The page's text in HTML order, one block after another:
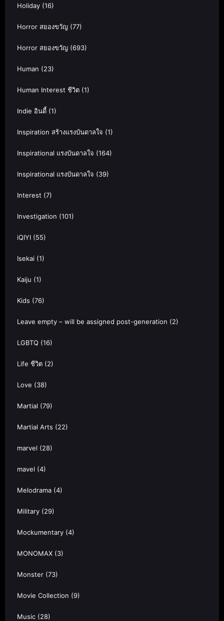
Holiday (16)
Horror สยองขวัญ (77)
Horror สยองขวัญ (693)
Human (23)
Human Interest ชีวิต (1)
Indie อินดี้ (1)
Inspiration สร้างแรงบันดาลใจ (1)
Inspirational แรงบันดาลใจ (164)
Inspirational แรงบันดาลใจ (39)
Interest (7)
Investigation (101)
iQIYI (55)
Isekai (1)
Kaiju (1)
Kids (76)
Leave empty – will be assigned post-generation (2)
LGBTQ (16)
Life ชีวิต (2)
Love (38)
Martial (79)
Martial Arts (22)
marvel (28)
mavel (4)
Melodrama (4)
Military (29)
Mockumentary (4)
MONOMAX (3)
Monster (73)
Movie Collection (9)
Music (28)